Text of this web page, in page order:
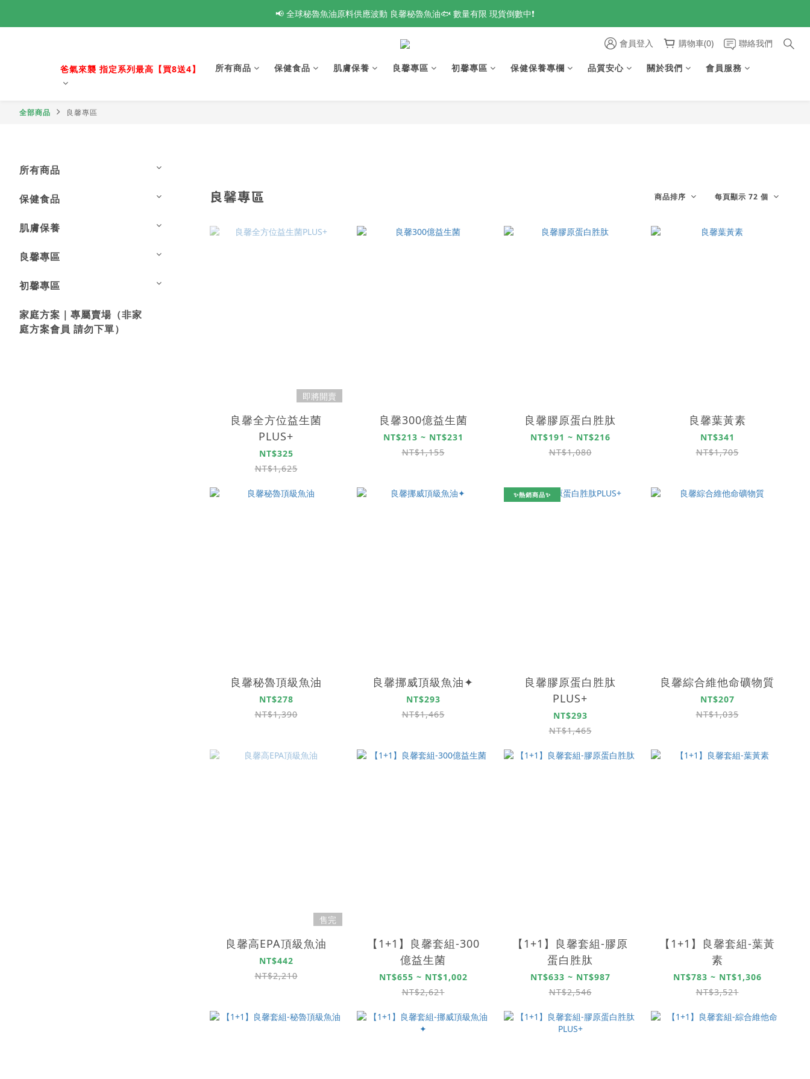
活力88節 爸氣來襲🔥 指定系列最高【買8送4】❗全館滿額最高現折$1188 新會員再享首購免運🆓
📢 全球秘魯魚油原料供應波動 良馨秘魯魚油🐟 數量有限 現貨倒數中❗
👑 VIP鑽石會員專屬 新品體驗開放申請中❗
活力88節 爸氣來襲🔥 指定系列最高【買8送4】❗全館滿額最高現折$1188 新會員再享首購免運🆓
會員登入 購物車(0) 聯絡我們
爸氣來襲 指定系列最高【買8送4】 所有商品 保健食品 肌膚保養 良馨專區 初馨專區 保健保養專欄 品質安心 關於我們 會員服務
全部商品 良馨專區
所有商品
保健食品
肌膚保養
良馨專區
初馨專區
家庭方案｜專屬賣場（非家
庭方案會員 請勿下單）
良馨專區 商品排序 每頁顯示 72 個
即將開賣
良馨全方位益生菌
PLUS+
NT$325
NT$1,625
良馨300億益生菌
NT$213 ~ NT$231
NT$1,155
良馨膠原蛋白胜肽
NT$191 ~ NT$216
NT$1,080
良馨葉黃素
NT$341
NT$1,705
良馨秘魯頂級魚油
NT$278
NT$1,390
良馨挪威頂級魚油✦
NT$293
NT$1,465
✨熱銷商品✨
良馨膠原蛋白胜肽
PLUS+
NT$293
NT$1,465
良馨綜合維他命礦物質
NT$207
NT$1,035
售完
良馨高EPA頂級魚油
NT$442
NT$2,210
【1+1】良馨套組-300
億益生菌
NT$655 ~ NT$1,002
NT$2,621
【1+1】良馨套組-膠原
蛋白胜肽
NT$633 ~ NT$987
NT$2,546
【1+1】良馨套組-葉黃
素
NT$783 ~ NT$1,306
NT$3,521